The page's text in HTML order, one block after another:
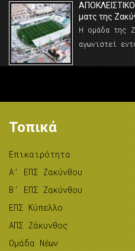
ματς της
Η ομάδα της
αγωνιστεί
Τοπικά
Επικαιρότητα
A’ ΕΠΣ Ζακύνθου
B’ ΕΠΣ Ζακύνθου
ΕΠΣ Κύπελλο
ΑΠΣ Ζάκυνθος
Ομάδα Νέων